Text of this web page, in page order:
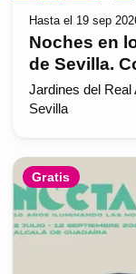
Hasta el 19 sep
Noches en
de Sevilla.
Jardines del Real
Sevilla
Gratis